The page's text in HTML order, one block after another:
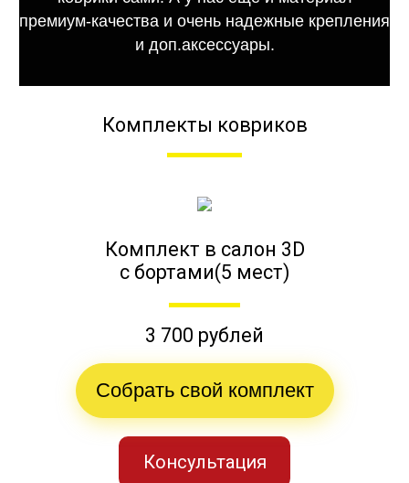
премиум-качества и очень надежные крепления
и доп.аксессуары.
Комплекты ковриков
Комплект в салон 3D
с бортами(5 мест)
3 700 рублей
Собрать свой комплект
Консультация